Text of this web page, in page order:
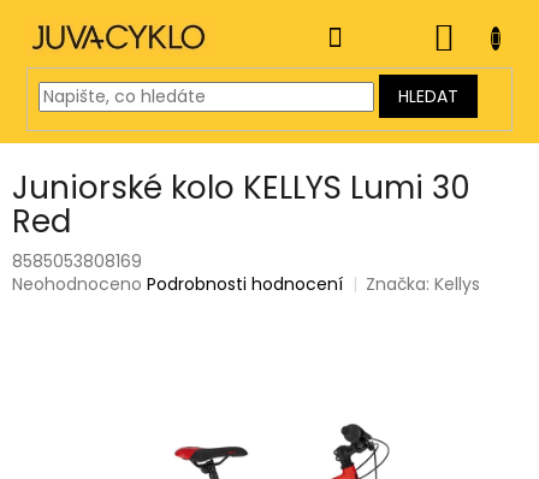
obsah
HLEDAT
KOŠÍK
Juniorské kolo KELLYS Lumi 30
Red
8585053808169
Průměrné
Neohodnoceno Podrobnosti hodnocení Značka:Kellys